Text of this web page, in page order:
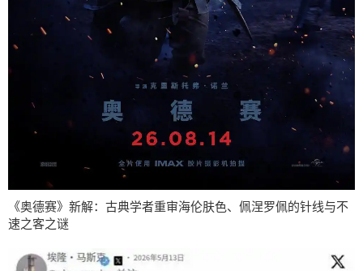
《奥德赛》新解：古典学者重审海伦肤色、佩涅罗佩的针线与不
速之客之谜